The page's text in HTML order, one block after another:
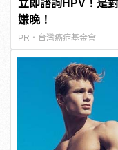
立即諮詢HPV！是
嫌晚！
PR・台灣癌症基金會